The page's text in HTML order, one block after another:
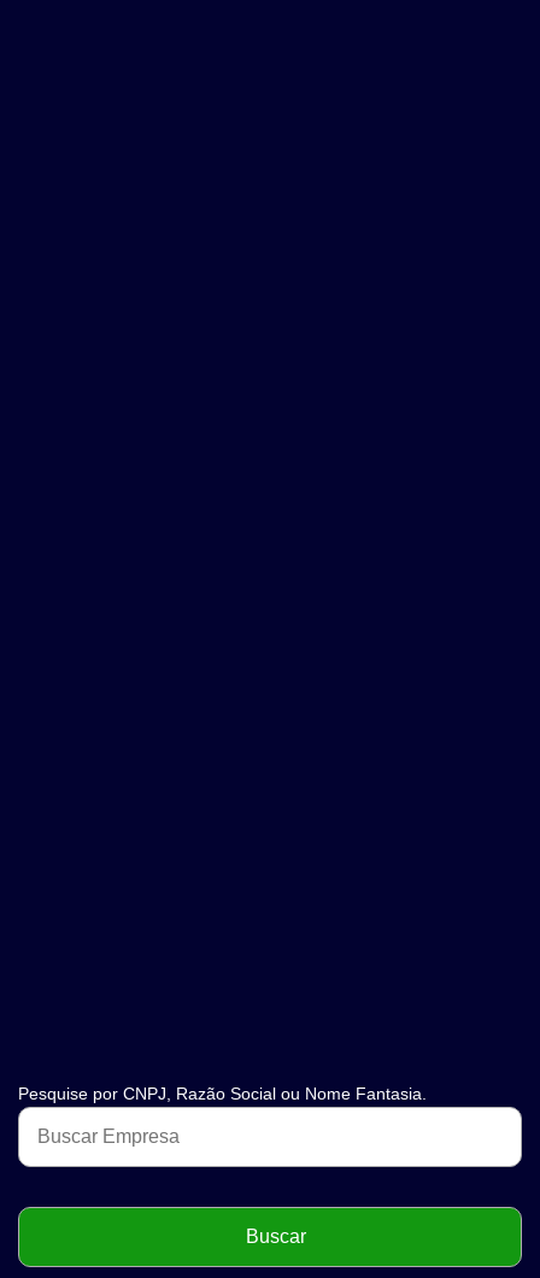
Pesquise por CNPJ, Razão Social ou Nome Fantasia.